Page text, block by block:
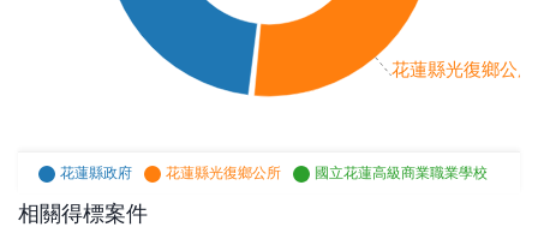
花蓮縣光復鄉公
花蓮縣政府 花蓮縣光復鄉公所 國立花蓮高級商業職業學校
相關得標案件